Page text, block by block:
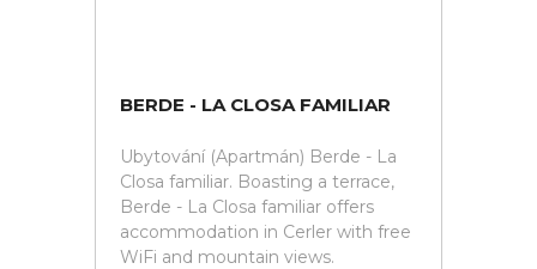
BERDE - LA CLOSA FAMILIAR
Ubytování (Apartmán) Berde - La
Closa familiar. Boasting a terrace,
Berde - La Closa familiar offers
accommodation in Cerler with free
WiFi and mountain views.